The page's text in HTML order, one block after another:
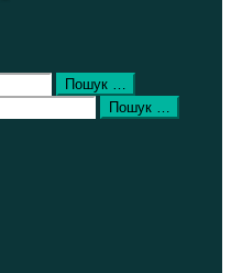
Пошук …
Пошук …